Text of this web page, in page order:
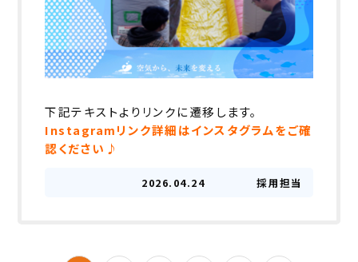
下記テキストよりリンクに遷移します。
Instagramリンク詳細はインスタグラムをご確
認ください♪
2026.04.24 採用担当